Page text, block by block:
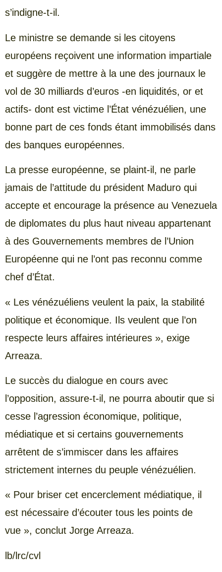
s’indigne-t-il.
Le ministre se demande si les citoyens
européens reçoivent une information impartiale
et suggère de mettre à la une des journaux le
vol de 30 milliards d’euros -en liquidités, or et
actifs- dont est victime l’État vénézuélien, une
bonne part de ces fonds étant immobilisés dans
des banques européennes.
La presse européenne, se plaint-il, ne parle
jamais de l’attitude du président Maduro qui
accepte et encourage la présence au Venezuela
de diplomates du plus haut niveau appartenant
à des Gouvernements membres de l’Union
Européenne qui ne l’ont pas reconnu comme
chef d’État.
« Les vénézuéliens veulent la paix, la stabilité
politique et économique. Ils veulent que l’on
respecte leurs affaires intérieures », exige
Arreaza.
Le succès du dialogue en cours avec
l’opposition, assure-t-il, ne pourra aboutir que si
cesse l’agression économique, politique,
médiatique et si certains gouvernements
arrêtent de s’immiscer dans les affaires
strictement internes du peuple vénézuélien.
« Pour briser cet encerclement médiatique, il
est nécessaire d’écouter tous les points de
vue », conclut Jorge Arreaza.
lb/lrc/cvl